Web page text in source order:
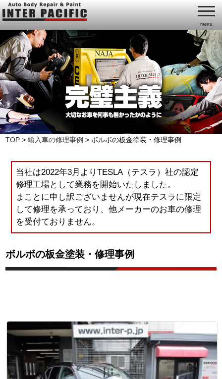
menu
TOP >輸入車の修理事例 > ボルボの板金塗装・修理事例
当社は2022年3月よりTESLA（テスラ）社の認定
修理工場として業務を開始いたしました。
まことに申し訳ございませんが現在テスラに限定
して修理を承っており、他メーカーのお車の修理
を受付ておりません。
ボルボの板金塗装・修理事例